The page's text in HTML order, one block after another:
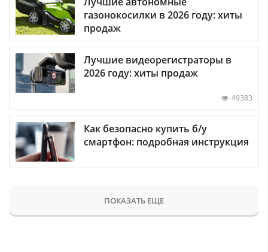
газонокосилки в 2026 году: хиты
продаж
Лучшие видеорегистраторы в
2026 году: хиты продаж
49383
Как безопасно купить б/у
смартфон: подробная инструкция
ПОКАЗАТЬ ЕЩЕ